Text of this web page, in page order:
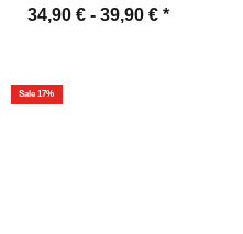
34,90 € - 39,90 € *
Sale 17%